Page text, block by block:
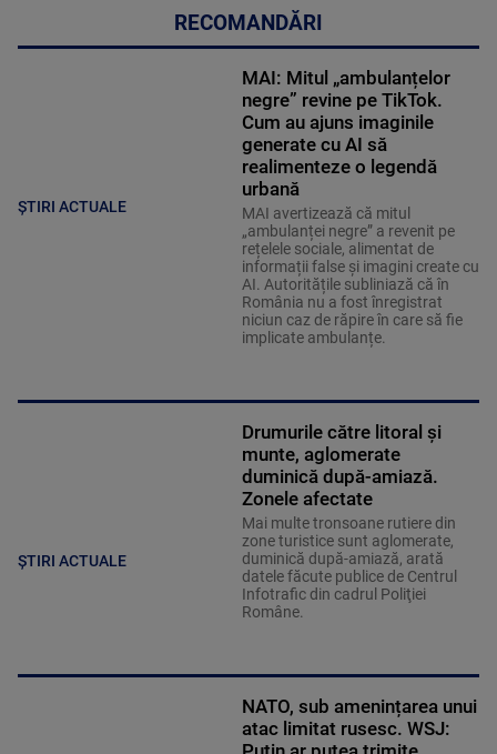
RECOMANDĂRI
ȘTIRI ACTUALE
MAI: Mitul „ambulanțelor
negre” revine pe TikTok.
Cum au ajuns imaginile
generate cu AI să
realimenteze o legendă
urbană
MAI avertizează că mitul
„ambulanței negre” a revenit pe
rețelele sociale, alimentat de
informații false și imagini create cu
AI. Autoritățile subliniază că în
România nu a fost înregistrat
niciun caz de răpire în care să fie
implicate ambulanțe.
ȘTIRI ACTUALE
Drumurile către litoral și
munte, aglomerate
duminică după-amiază.
Zonele afectate
Mai multe tronsoane rutiere din
zone turistice sunt aglomerate,
duminică după-amiază, arată
datele făcute publice de Centrul
Infotrafic din cadrul Poliţiei
Române.
NATO, sub amenințarea unui
atac limitat rusesc. WSJ: